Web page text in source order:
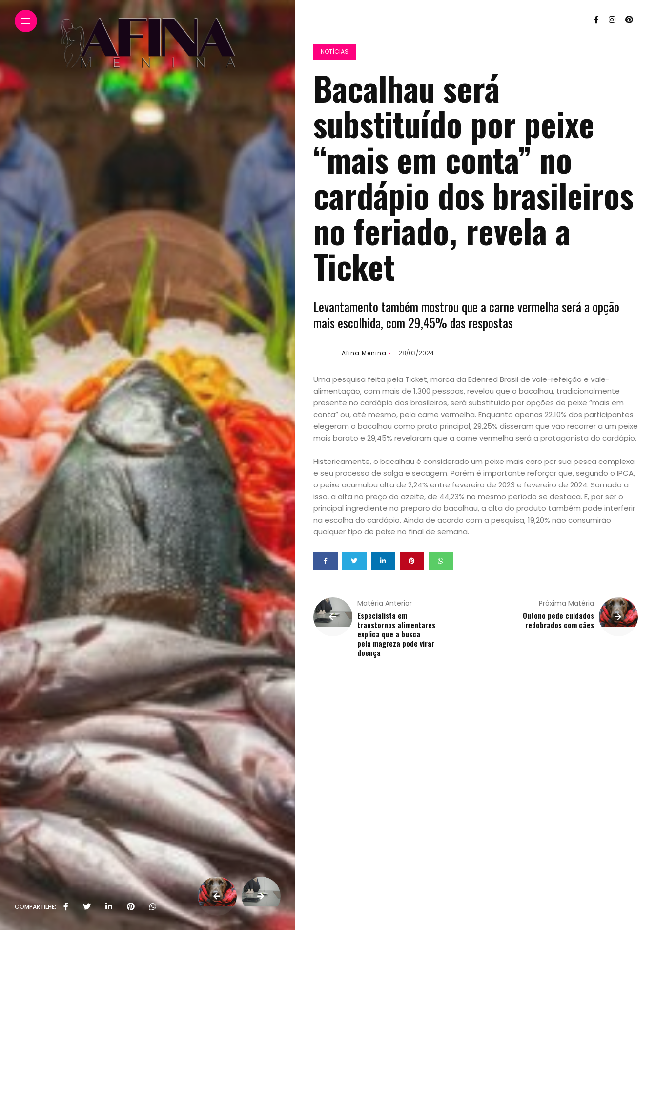
Início
Academia
Beleza
Bora
lá!
Casa
e
Decoração
Exclusiva
Homem
&
Notícias
COMPARTILHE:
NOTÍCIAS
Bacalhau será
substituído por peixe
“mais em conta” no
cardápio dos brasileiros
no feriado, revela a
Ticket
Levantamento também mostrou que a carne vermelha será a opção
mais escolhida, com 29,45% das respostas
Afina Menina 28/03/2024
Uma pesquisa feita pela Ticket, marca da Edenred Brasil de vale-refeição e vale-
alimentação, com mais de 1.300 pessoas, revelou que o bacalhau, tradicionalmente
presente no cardápio dos brasileiros, será substituído por opções de peixe “mais em
conta” ou, até mesmo, pela carne vermelha. Enquanto apenas 22,10% dos participantes
elegeram o bacalhau como prato principal, 29,25% disseram que vão recorrer a um peixe
mais barato e 29,45% revelaram que a carne vermelha será a protagonista do cardápio.
Historicamente, o bacalhau é considerado um peixe mais caro por sua pesca complexa
e seu processo de salga e secagem. Porém é importante reforçar que, segundo o IPCA,
o peixe acumulou alta de 2,24% entre fevereiro de 2023 e fevereiro de 2024. Somado a
isso, a alta no preço do azeite, de 44,23% no mesmo período se destaca. E, por ser o
principal ingrediente no preparo do bacalhau, a alta do produto também pode interferir
na escolha do cardápio. Ainda de acordo com a pesquisa, 19,20% não consumirão
qualquer tipo de peixe no final de semana.
Matéria Anterior
Especialista em
transtornos alimentares
explica que a busca
pela magreza pode virar
doença
Próxima Matéria
Outono pede cuidados
redobrados com cães